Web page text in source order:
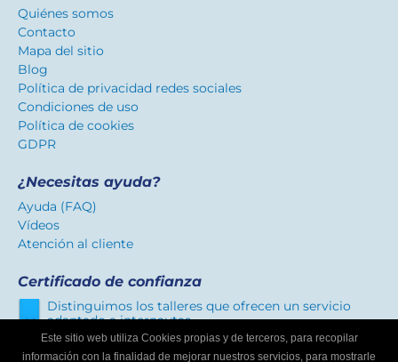
Quiénes somos
Contacto
Mapa del sitio
Blog
Política de privacidad redes sociales
Condiciones de uso
Política de cookies
GDPR
¿Necesitas ayuda?
Ayuda (FAQ)
Vídeos
Atención al cliente
Certificado de confianza
Distinguimos los talleres que ofrecen un servicio
adaptado a internautas.
Este sitio web utiliza Cookies propias y de terceros, para recopilar
información con la finalidad de mejorar nuestros servicios, para mostrarle